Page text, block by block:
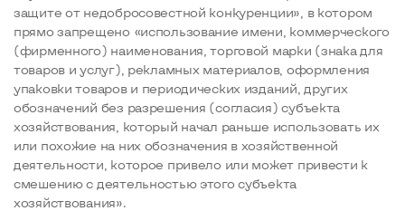
защите от недобросовестной конкуренции», в котором
прямо запрещено «использование имени, коммерческого
(фирменного) наименования, торговой марки (знака для
товаров и услуг), рекламных материалов, оформления
упаковки товаров и периодических изданий, других
обозначений без разрешения (согласия) субъекта
хозяйствования, который начал раньше использовать их
или похожие на них обозначения в хозяйственной
деятельности, которое привело или может привести к
смешению с деятельностью этого субъекта
хозяйствования».